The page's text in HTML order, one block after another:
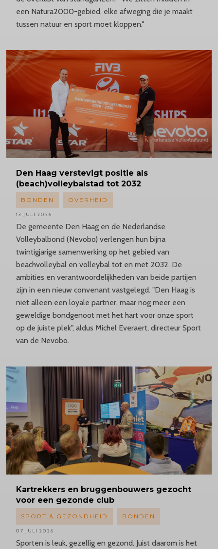
een Natura2000-gebied, elke afweging die je maakt
tussen natuur en sport moet kloppen."
Den Haag verstevigt positie als
(beach)volleybalstad tot 2032
De gemeente Den Haag en de Nederlandse
Volleybalbond (Nevobo) verlengen hun bijna
twintigjarige samenwerking op het gebied van
beachvolleybal en volleybal tot en met 2032. De
ambities en verantwoordelijkheden van beide partijen
zijn in een nieuw convenant vastgelegd. "Den Haag is
niet alleen een loyale partner, maar nog meer een
geweldige bondgenoot met het hart voor onze sport
op de juiste plek", aldus Michel Everaert, directeur Sport
van de Nevobo.
BONDEN OVERHEID
13 JULI 2026
Kartrekkers en bruggenbouwers gezocht
voor een gezonde club
Sporten is leuk, gezellig en gezond. Juist daarom is het
SPORT & GEZONDHEID BONDEN
07 JULI 2026